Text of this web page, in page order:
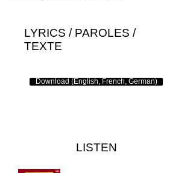
LYRICS / PAROLES /
TEXTE
Download (English, French, German)
LISTEN